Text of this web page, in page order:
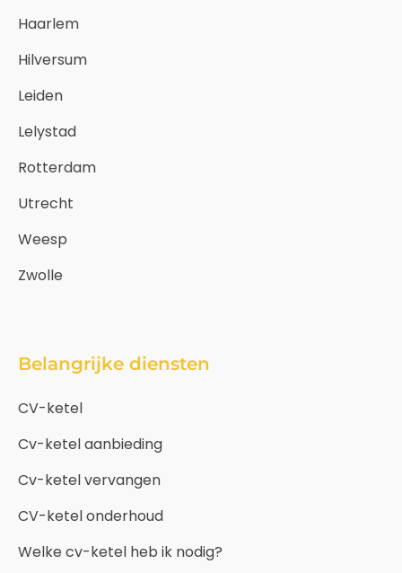
Haarlem
Hilversum
Leiden
Lelystad
Rotterdam
Utrecht
Weesp
Zwolle
Belangrijke diensten
CV-ketel
Cv-ketel aanbieding
Cv-ketel vervangen
CV-ketel onderhoud
Welke cv-ketel heb ik nodig?